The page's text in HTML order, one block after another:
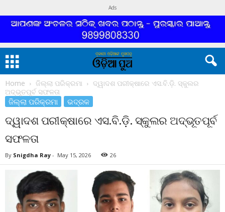
Ads
Home ଜିଲ୍ଲା ପରିକ୍ରମା
ଦ୍ୱାଦଶ ପରୀକ୍ଷାରେ ଏସ.ବି.ଡ଼ି. ସ୍କୁଲର
ଅଦ୍ଭୂତପୂର୍ବ ସଫଳତା
ଜିଲ୍ଲା ପରିକ୍ରମା ଭଦ୍ରକ
ଦ୍ୱାଦଶ ପରୀକ୍ଷାରେ ଏସ.ବି.ଡ଼ି. ସ୍କୁଲର ଅଦ୍ଭୂତପୂର୍ବ
ସଫଳତା
By Snigdha Ray - May 15, 2026 26